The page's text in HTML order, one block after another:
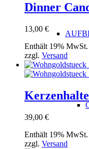
Dinner
13,00 €
Enthält 19% MwSt.
zzgl. Versand
39,00 €
Enthält 19% MwSt.
zzgl. Versand